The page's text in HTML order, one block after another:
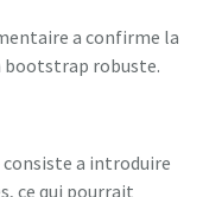
a confirme la
bootstrap robuste.
a introduire
ce qui pourrait